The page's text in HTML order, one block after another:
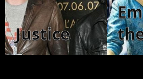
Justice